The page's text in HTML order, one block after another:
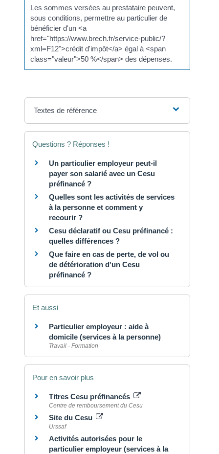
Les sommes versées au prestataire peuvent,
sous conditions, permettre au particulier de
bénéficier d'un <a
href="https://www.brech.fr/service-public/?
xml=F12">crédit d'impôt</a> égal à <span
class="valeur">50 %</span> des dépenses.
Textes de référence
Questions ? Réponses !
Un particulier employeur peut-il
payer son salarié avec un Cesu
préfinancé ?
Quelles sont les activités de services
à la personne et comment y
recourir ?
Cesu déclaratif ou Cesu préfinancé :
quelles différences ?
Que faire en cas de perte, de vol ou
de détérioration d'un Cesu
préfinancé ?
Et aussi
Particulier employeur : aide à
domicile (services à la personne)
Travail - Formation
Pour en savoir plus
Titres Cesu préfinancés
Centre de remboursement du Cesu
Site du Cesu
Urssaf
Activités autorisées pour le
particulier employeur (services à la